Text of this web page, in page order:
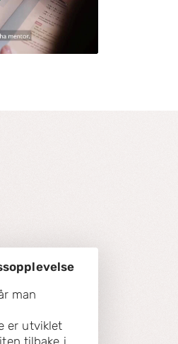
man
er utviklet
tilbake i